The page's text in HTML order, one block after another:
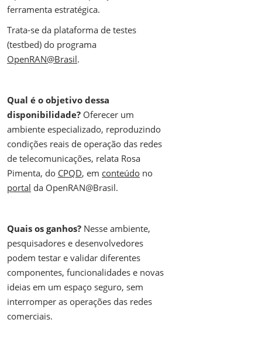
ferramenta estratégica.
Trata-se da plataforma de testes
(testbed) do programa
OpenRAN@Brasil.
Qual é o objetivo dessa
disponibilidade? Oferecer um
ambiente especializado, reproduzindo
condições reais de operação das redes
de telecomunicações, relata Rosa
Pimenta, do CPQD, em conteúdo no
portal da OpenRAN@Brasil.
Quais os ganhos? Nesse ambiente,
pesquisadores e desenvolvedores
podem testar e validar diferentes
componentes, funcionalidades e novas
ideias em um espaço seguro, sem
interromper as operações das redes
comerciais.